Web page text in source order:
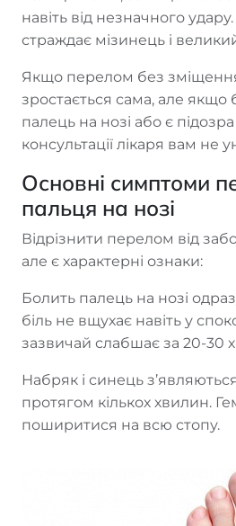
навіть від незначного
страждає мізинець і
Якщо перелом без
зростається сама, але якщо
палець на нозі або є
консультації лікаря вам не
Основні симптоми
пальця на нозі
Відрізнити перелом від
але є характерні ознаки:
Болить палець на нозі
біль не вщухає навіть у
зазвичай слабшає за 20-30
Набряк і синець
протягом кількох хвилин.
поширитися на всю стопу.